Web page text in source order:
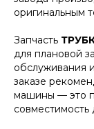
оригинальным
Запчасть
для плановой
обслуживания
заказе
машины — это